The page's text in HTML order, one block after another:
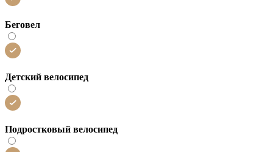
Беговел
Детский велосипед
Подростковый велосипед